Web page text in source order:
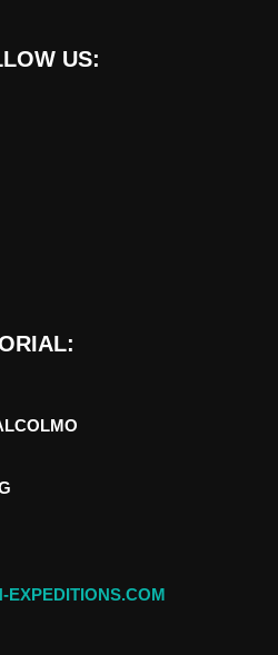
US:
EXPEDITIONS.COM